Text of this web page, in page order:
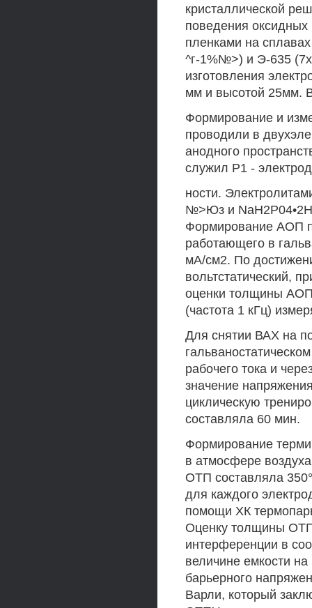
кристаллической
поведения
пленками на
^г-1%№>) и Э-635
изготовления
мм и высотой 25мм.
Формирование и
проводили в
анодного
служил Р1 -
ности.
№>Юз и
Формирование АОП
работающего в
мА/см2. По
вольтстатический,
оценки толщины
(частота 1 кГц)
Для снятии ВАХ на
рабочего тока и
значение
циклическую
составляла 60 мин.
Формирование
в атмосфере
ОТП составляла
для каждого
помощи ХК
Оценку толщины
интерференции в
величине емкости
барьерного
Варли, который